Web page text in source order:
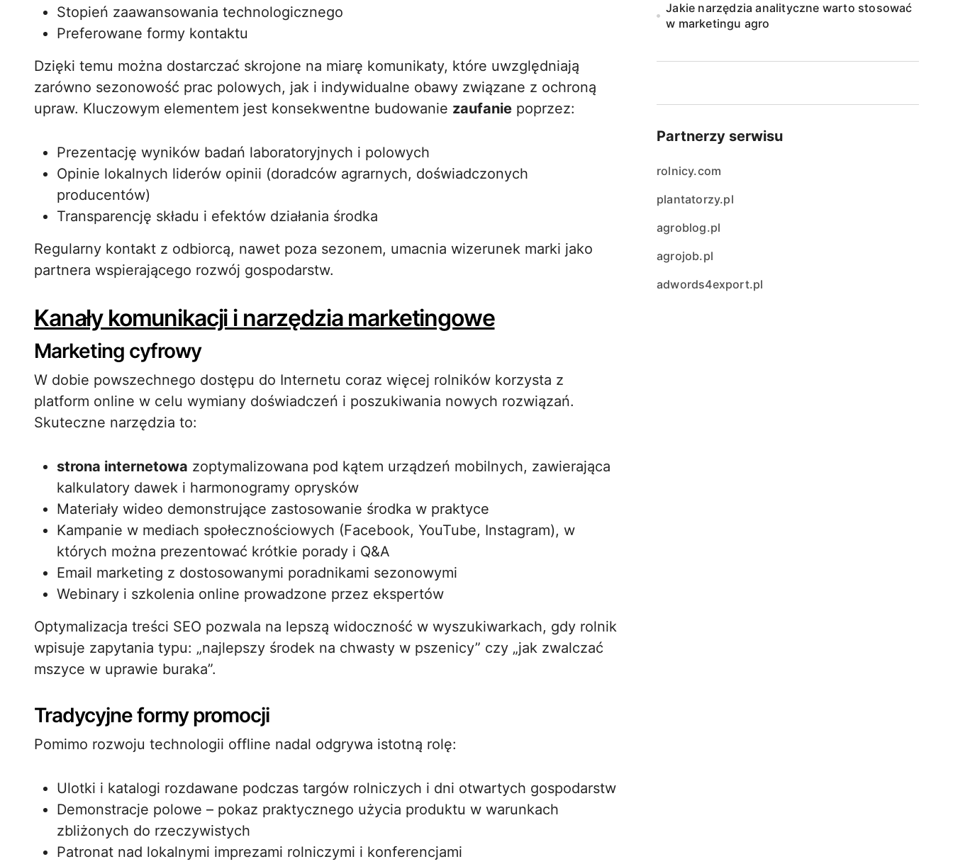
Stopień zaawansowania technologicznego
Preferowane formy kontaktu
Dzięki temu można dostarczać skrojone na miarę komunikaty, które uwzględniają
zarówno sezonowość prac polowych, jak i indywidualne obawy związane z ochroną
upraw. Kluczowym elementem jest konsekwentne budowanie zaufanie poprzez:
Prezentację wyników badań laboratoryjnych i polowych
Opinie lokalnych liderów opinii (doradców agrarnych, doświadczonych
producentów)
Transparencję składu i efektów działania środka
Regularny kontakt z odbiorcą, nawet poza sezonem, umacnia wizerunek marki jako
partnera wspierającego rozwój gospodarstw.
Kanały komunikacji i narzędzia marketingowe
Marketing cyfrowy
W dobie powszechnego dostępu do Internetu coraz więcej rolników korzysta z
platform online w celu wymiany doświadczeń i poszukiwania nowych rozwiązań.
Skuteczne narzędzia to:
strona internetowa zoptymalizowana pod kątem urządzeń mobilnych, zawierająca
kalkulatory dawek i harmonogramy oprysków
Materiały wideo demonstrujące zastosowanie środka w praktyce
Kampanie w mediach społecznościowych (Facebook, YouTube, Instagram), w
których można prezentować krótkie porady i Q&A
Email marketing z dostosowanymi poradnikami sezonowymi
Webinary i szkolenia online prowadzone przez ekspertów
Optymalizacja treści SEO pozwala na lepszą widoczność w wyszukiwarkach, gdy rolnik
wpisuje zapytania typu: „najlepszy środek na chwasty w pszenicy” czy „jak zwalczać
mszyce w uprawie buraka”.
Tradycyjne formy promocji
Pomimo rozwoju technologii offline nadal odgrywa istotną rolę:
Ulotki i katalogi rozdawane podczas targów rolniczych i dni otwartych gospodarstw
Demonstracje polowe – pokaz praktycznego użycia produktu w warunkach
zbliżonych do rzeczywistych
Patronat nad lokalnymi imprezami rolniczymi i konferencjami
Jakie narzędzia analityczne warto stosować
w marketingu agro
Partnerzy serwisu
rolnicy.com
plantatorzy.pl
agroblog.pl
agrojob.pl
adwords4export.pl